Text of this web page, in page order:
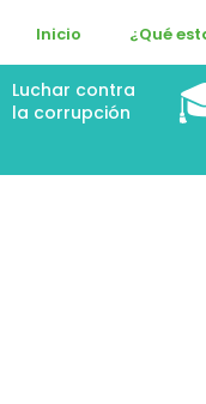
Inicio ¿Qué
Luchar contra
la corrupción